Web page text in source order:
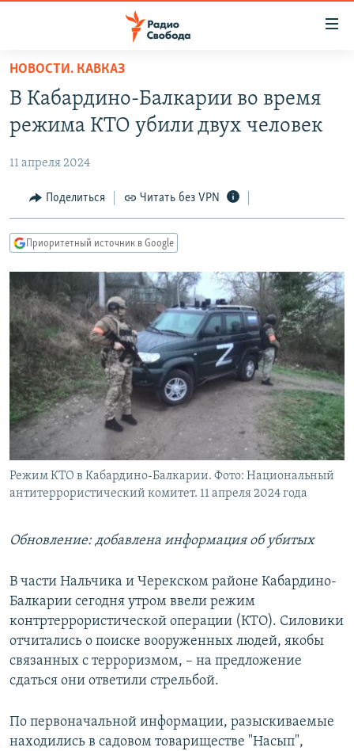
упрощенного
доступа
основному
Вернутся
главной
навигации
Вернутся
поиску
ПРОГРАММЫ
ПОДКАСТЫ
АВТОРСКИЕ ПРОЕКТЫ
ЦИТАТЫ СВОБОДЫ
МНЕНИЯ
IDEL.РЕАЛИИ
КАВКАЗ.РЕАЛИИ
СЕВЕР.РЕАЛИИ
СИБИРЬ.РЕАЛИИ
РАСПИСАНИЕ ВЕЩАНИЯ
ПОДПИШИТЕСЬ НА РАССЫЛКУ
СОЦИАЛЬНЫЕ СЕТИ
Все сайты РСЕ/РС
НОВОСТИ. КАВКАЗ
В Кабардино-Балкарии во время
режима КТО убили двух человек
11 апреля 2024
Поделиться Читать без VPN
Приоритетный источник в Google
Режим КТО в Кабардино-Балкарии. Фото: Национальный
антитеррористический комитет. 11 апреля 2024 года
Обновление: добавлена информация об убитых
В части Нальчика и Черекском районе Кабардино-
Балкарии сегодня утром ввели режим
контртеррористической операции (КТО). Силовики
отчитались о поиске вооруженных людей, якобы
связанных с терроризмом, – на предложение
сдаться они ответили стрельбой.
По первоначальной информации, разыскиваемые
находились в садовом товариществе "Насып",